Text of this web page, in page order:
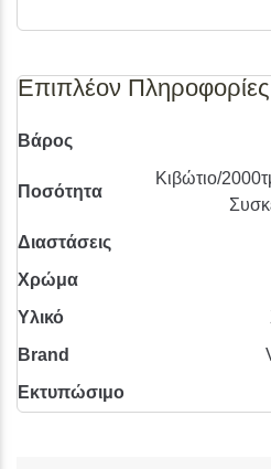
Επιπλέον Πληροφορίες
Βάρος
Ποσότητα
Κιβώτιο/
Διαστάσεις
Χρώμα
Υλικό
Brand
Εκτυπώσιμο